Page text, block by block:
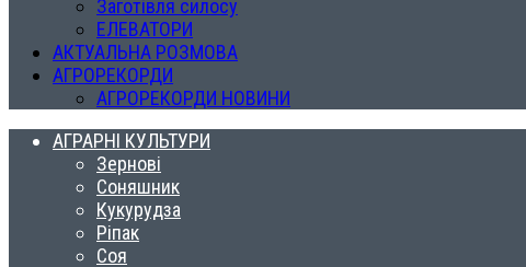
Заготівля силосу
ЕЛЕВАТОРИ
АКТУАЛЬНА РОЗМОВА
АГРОРЕКОРДИ
АГРОРЕКОРДИ НОВИНИ
АГРАРНІ КУЛЬТУРИ
Зернові
Соняшник
Кукурудза
Ріпак
Соя